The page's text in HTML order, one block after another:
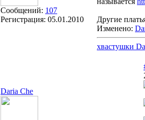
Сообщений: 107
Регистрация: 05.01.2010
Другие
Изменено:
хвастушки
Daria Che